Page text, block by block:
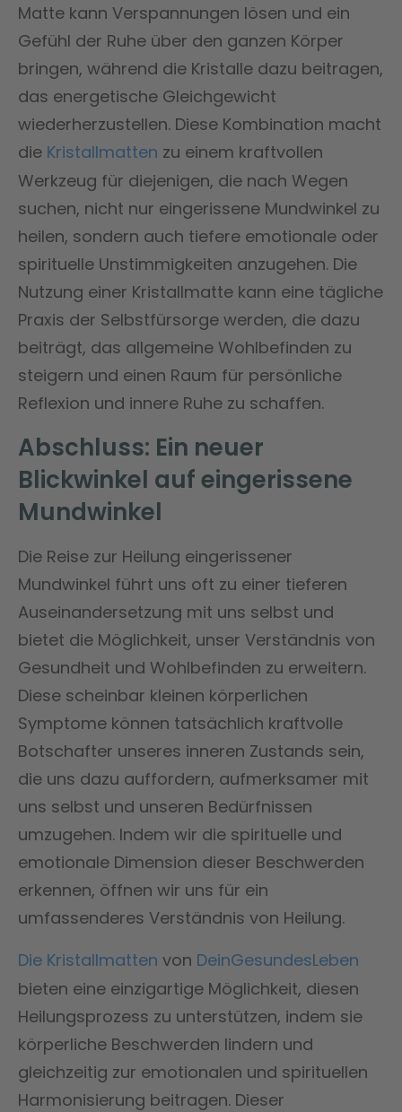
Matte kann Verspannungen lösen und ein
Gefühl der Ruhe über den ganzen Körper
bringen, während die Kristalle dazu beitragen,
das energetische Gleichgewicht
wiederherzustellen. Diese Kombination macht
die Kristallmatten zu einem kraftvollen
Werkzeug für diejenigen, die nach Wegen
suchen, nicht nur eingerissene Mundwinkel zu
heilen, sondern auch tiefere emotionale oder
spirituelle Unstimmigkeiten anzugehen. Die
Nutzung einer Kristallmatte kann eine tägliche
Praxis der Selbstfürsorge werden, die dazu
beiträgt, das allgemeine Wohlbefinden zu
steigern und einen Raum für persönliche
Reflexion und innere Ruhe zu schaffen.
Abschluss: Ein neuer
Blickwinkel auf eingerissene
Mundwinkel
Die Reise zur Heilung eingerissener
Mundwinkel führt uns oft zu einer tieferen
Auseinandersetzung mit uns selbst und
bietet die Möglichkeit, unser Verständnis von
Gesundheit und Wohlbefinden zu erweitern.
Diese scheinbar kleinen körperlichen
Symptome können tatsächlich kraftvolle
Botschafter unseres inneren Zustands sein,
die uns dazu auffordern, aufmerksamer mit
uns selbst und unseren Bedürfnissen
umzugehen. Indem wir die spirituelle und
emotionale Dimension dieser Beschwerden
erkennen, öffnen wir uns für ein
umfassenderes Verständnis von Heilung.
Die Kristallmatten von DeinGesundesLeben
bieten eine einzigartige Möglichkeit, diesen
Heilungsprozess zu unterstützen, indem sie
körperliche Beschwerden lindern und
gleichzeitig zur emotionalen und spirituellen
Harmonisierung beitragen. Dieser